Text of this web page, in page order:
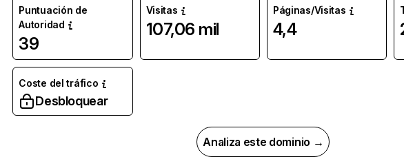
Puntuación de
Autoridad
39
Visitas
107,06 mil
Páginas/Visitas
4,4
Coste del tráfico
Desbloquear
Analiza este dominio →